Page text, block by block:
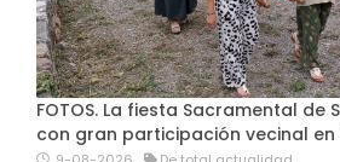
FOTOS. La fiesta Sacramental de
con gran participación vecinal en